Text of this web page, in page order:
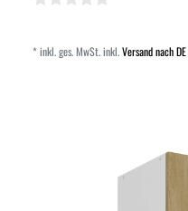
*inkl. ges. MwSt.inkl.Versand nach DE